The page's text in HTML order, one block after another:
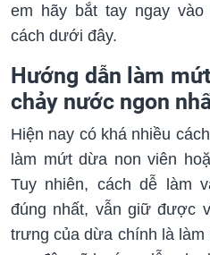
em hãy bắt tay ngay
cách dưới đây.
Hướng dẫn làm
chảy nước ngon
Hiện nay có khá nhiều
làm mứt dừa non viên
Tuy nhiên, cách dễ làm
đúng nhất, vẫn giữ được
trưng của dừa chính là